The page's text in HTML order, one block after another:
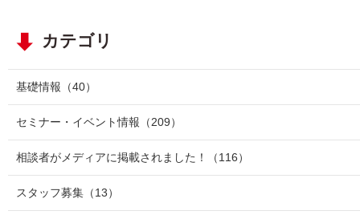
カテゴリ
基礎情報 （40）
セミナー・イベント情報 （209）
相談者がメディアに掲載されました！ （116）
スタッフ募集 （13）